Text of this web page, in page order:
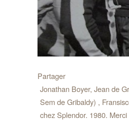
Partager
Jonathan Boyer, Jean de
Sem de Gribaldy) ,
chez Splendor. 1980.